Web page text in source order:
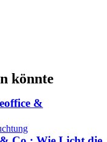
könnte
&